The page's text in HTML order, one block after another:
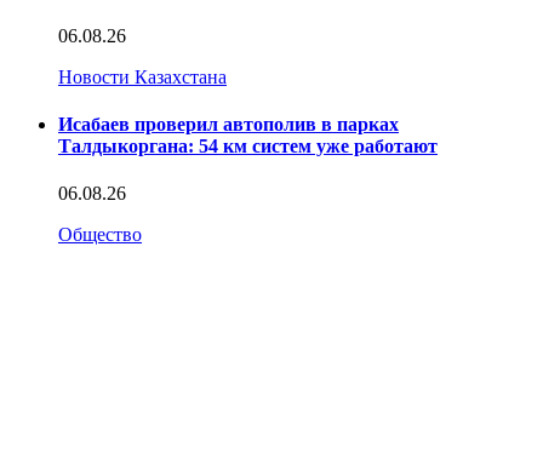
06.08.26
Новости Казахстана
Исабаев проверил автополив в парках
Талдыкоргана: 54 км систем уже работают
06.08.26
Общество